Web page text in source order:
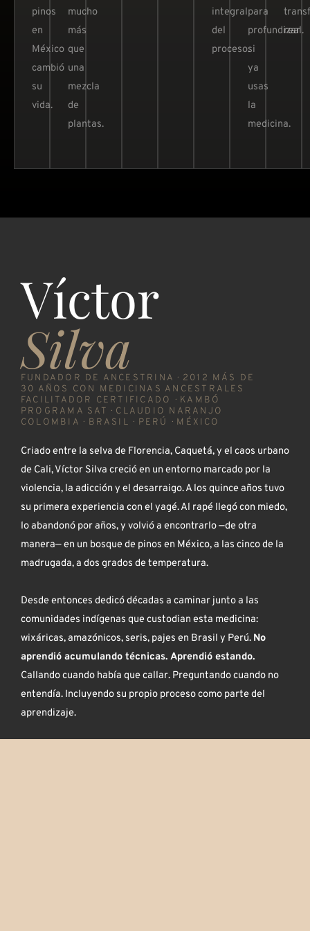
pinos
en
México
cambió
su
vida.
mucho
más
que
una
mezcla
de
plantas.
integral
del
proceso.
para
profundizar
si
ya
usas
la
medicina.
real.
Víctor
Silva
FUNDADOR DE ANCESTRINA · 2012 MÁS DE
30 AÑOS CON MEDICINAS ANCESTRALES
FACILITADOR CERTIFICADO · KAMBÓ
PROGRAMA SAT · CLAUDIO NARANJO
COLOMBIA · BRASIL · PERÚ · MÉXICO
Criado entre la selva de Florencia, Caquetá, y el caos urbano
de Cali, Víctor Silva creció en un entorno marcado por la
violencia, la adicción y el desarraigo. A los quince años tuvo
su primera experiencia con el yagé. Al rapé llegó con miedo,
lo abandonó por años, y volvió a encontrarlo —de otra
manera— en un bosque de pinos en México, a las cinco de la
madrugada, a dos grados de temperatura.
Desde entonces dedicó décadas a caminar junto a las
comunidades indígenas que custodian esta medicina:
wixáricas, amazónicos, seris, pajes en Brasil y Perú. No
aprendió acumulando técnicas. Aprendió estando.
Callando cuando había que callar. Preguntando cuando no
entendía. Incluyendo su propio proceso como parte del
aprendizaje.